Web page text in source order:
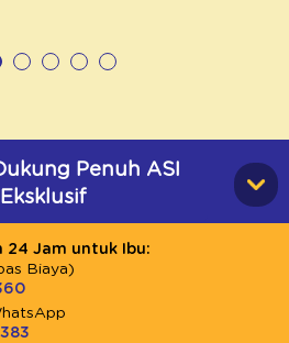
Penuh ASI
Eksklusif
24 Jam untuk Ibu:
Biaya)